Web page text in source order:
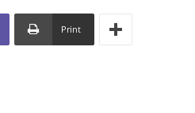
Print